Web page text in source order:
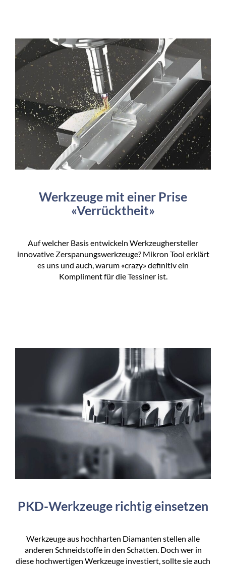
Werkzeuge mit einer Prise
«Verrücktheit»
Auf welcher Basis entwickeln Werkzeughersteller
innovative Zerspanungswerkzeuge? Mikron Tool erklärt
es uns und auch, warum «crazy» definitiv ein
Kompliment für die Tessiner ist.
PKD-Werkzeuge richtig einsetzen
Werkzeuge aus hochharten Diamanten stellen alle
anderen Schneidstoffe in den Schatten. Doch wer in
diese hochwertigen Werkzeuge investiert, sollte sie auch